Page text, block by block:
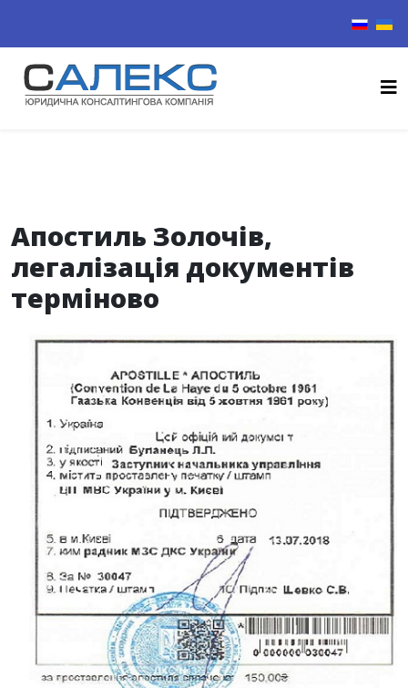
Апостиль Золочів,
легалізація документів
терміново